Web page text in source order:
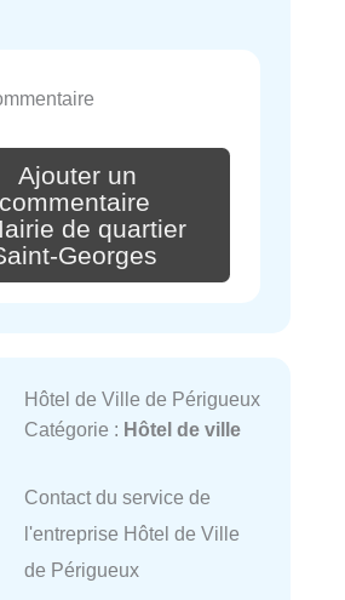
Ajouter un
commentaire
de quartier
Georges
Hôtel de Ville de Périgueux
Catégorie : Hôtel de ville
Contact du service de
l'entreprise Hôtel de Ville
de Périgueux